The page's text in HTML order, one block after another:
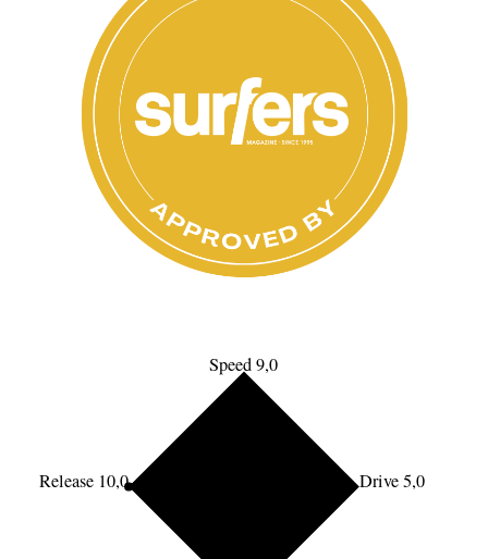
Speed 9,0
Drive 5,0
Release 10,0